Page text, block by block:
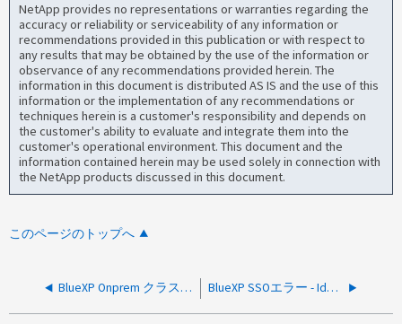
NetApp provides no representations or warranties regarding the
accuracy or reliability or serviceability of any information or
recommendations provided in this publication or with respect to
any results that may be obtained by the use of the information or
observance of any recommendations provided herein. The
information in this document is distributed AS IS and the use of this
information or the implementation of any recommendations or
techniques herein is a customer's responsibility and depends on
the customer's ability to evaluate and integrate them into the
customer's operational environment. This document and the
information contained herein may be used solely in connection with
the NetApp products discussed in this document.
このページのトップへ
BlueXP Onprem クラスタの検出が SSLException により失敗し、クラスタで TLSv1.2 が無効になっています BlueXP SSOエラー - IdP-Initiated login is not enabled for connection